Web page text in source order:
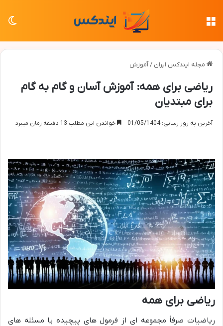
مجله ایندکس ایران /آموزش
ریاضی برای همه: آموزش آسان و گام به گام
برای مبتدیان
آخرین به روز رسانی: 01/05/1404 خواندن این مطلب 13 دقیقه زمان میبرد
ریاضی برای همه
ریاضیات صرفاً مجموعه ای از فرمول های پیچیده یا مسئله های